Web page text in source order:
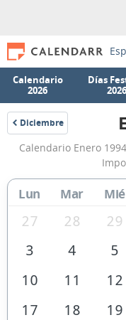
Calendario
2026
Días
2026
Diciembre
1993
Calendario Enero
Lun Mar Mié
27 28 29
3
4 5
10
11 12
17
18 19